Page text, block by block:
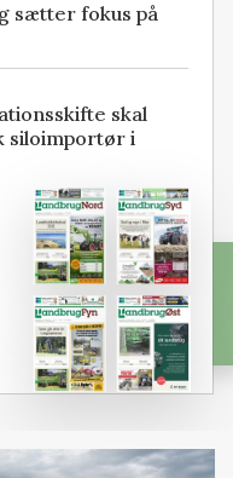
sætter fokus på
skal
siloimportør i